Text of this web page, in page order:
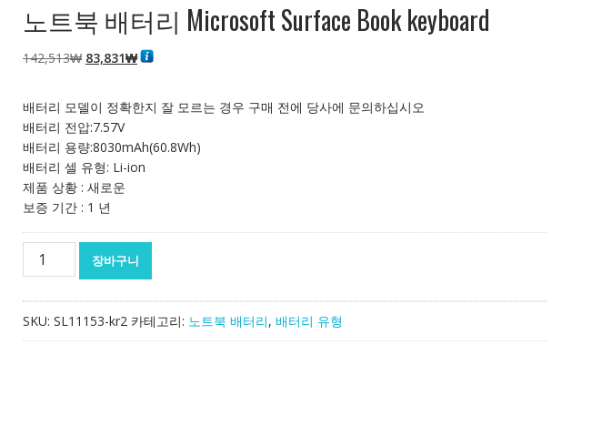
노트북 배터리 Microsoft Surface Book keyboard
142,513₩ 원
격:
142,513₩
83,831₩현
격:
배터리 모델이 정확한지 잘 모르는 경우 구매 전에 당사에 문의하십시오
배터리 전압:7.57V
배터리 용량:8030mAh(60.8Wh)
배터리 셀 유형: Li-ion
제품 상황 : 새로운
보증 기간 : 1 년
터
장바구니
SKU: SL11153-kr2 카테고리: 노트북 배터리, 배터리 유형